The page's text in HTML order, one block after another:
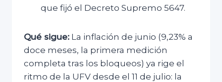
que fijó el Decreto Supremo 5647.
Qué sigue: La inflación de junio (9,23% a
doce meses, la primera medición
completa tras los bloqueos) ya rige el
ritmo de la UFV desde el 11 de julio: la